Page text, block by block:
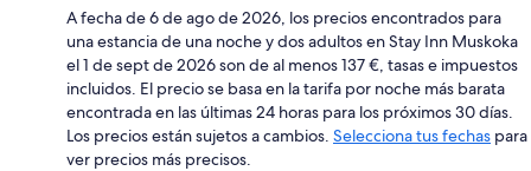
A fecha de 6 de ago de 2026, los precios encontrados para
una estancia de una noche y dos adultos en Stay Inn Muskoka
el 1 de sept de 2026 son de al menos 137 €, tasas e impuestos
incluidos. El precio se basa en la tarifa por noche más barata
encontrada en las últimas 24 horas para los próximos 30 días.
Los precios están sujetos a cambios. Selecciona tus fechas para
ver precios más precisos.